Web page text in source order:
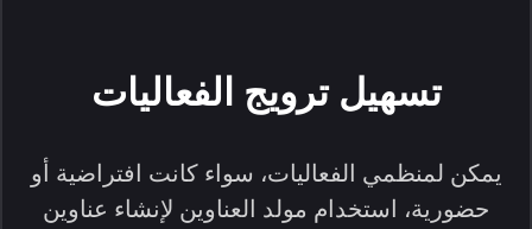
تسهيل ترويج الفعاليات
يمكن لمنظمي الفعاليات، سواء كانت افتراضية أو
حضورية، استخدام مولد العناوين لإنشاء عناوين